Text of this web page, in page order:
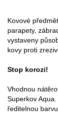
Kovové
parapety,
vystaveny
kovy proti
Stop korozi!
Vhodnou
Superkov
ředitelnou